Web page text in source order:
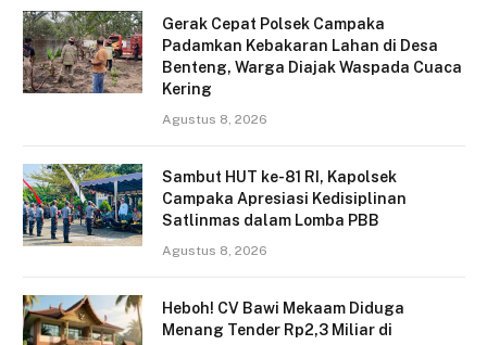
Gerak Cepat Polsek Campaka
Padamkan Kebakaran Lahan di Desa
Benteng, Warga Diajak Waspada Cuaca
Kering
Agustus 8, 2026
Sambut HUT ke-81 RI, Kapolsek
Campaka Apresiasi Kedisiplinan
Satlinmas dalam Lomba PBB
Agustus 8, 2026
Heboh! CV Bawi Mekaam Diduga
Menang Tender Rp2,3 Miliar di